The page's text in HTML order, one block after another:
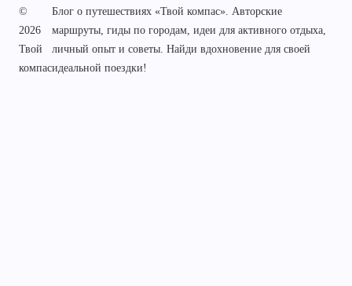
©
2026
Твой
компас
Блог о путешествиях «Твой компас». Авторские
маршруты, гиды по городам, идеи для активного отдыха,
личный опыт и советы. Найди вдохновение для своей
идеальной поездки!